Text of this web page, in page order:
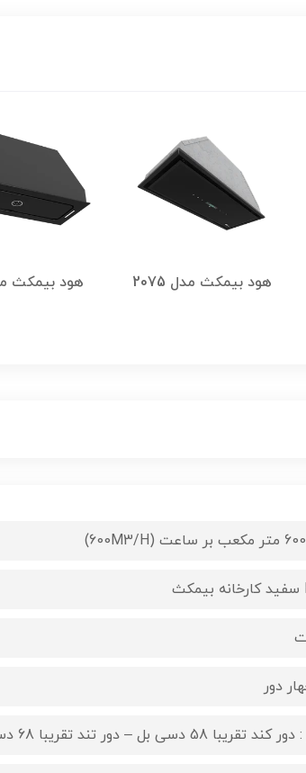
هود بیمکث مدل 2075 هود بیمکث مدل
دور
بل – دور تند تقریبا 68 دسی بل